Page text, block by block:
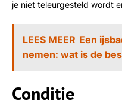
je niet teleurgesteld wordt
LEES MEER Een
nemen: wat is de
Conditie